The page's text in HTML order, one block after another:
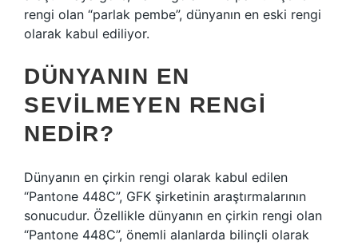
rengi olan “parlak pembe”, dünyanın en eski rengi
olarak kabul ediliyor.
DÜNYANIN EN
SEVILMEYEN RENGI
NEDIR?
Dünyanın en çirkin rengi olarak kabul edilen
“Pantone 448C”, GFK şirketinin araştırmalarının
sonucudur. Özellikle dünyanın en çirkin rengi olan
“Pantone 448C”, önemli alanlarda bilinçli olarak